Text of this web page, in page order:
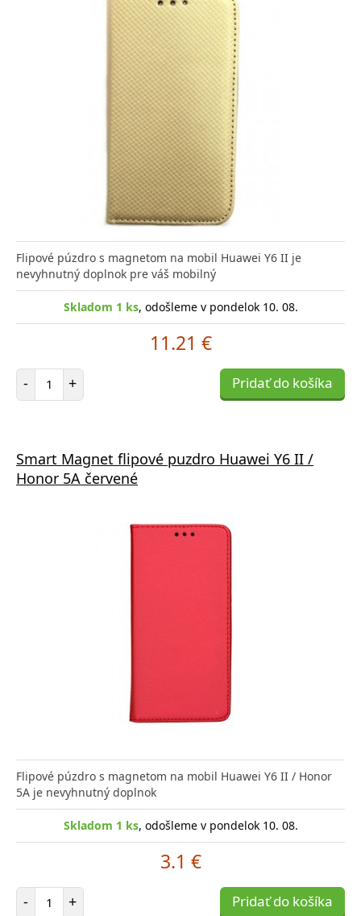
Flipové púzdro s magnetom na mobil Huawei Y6 II je
nevyhnutný doplnok pre váš mobilný
Skladom 1 ks, odošleme v pondelok 10. 08.
11.21 €
- Počet položiek
+ Pridať do košíka
Smart Magnet flipové puzdro Huawei Y6 II /
Honor 5A červené
Flipové púzdro s magnetom na mobil Huawei Y6 II / Honor
5A je nevyhnutný doplnok
Skladom 1 ks, odošleme v pondelok 10. 08.
3.1 €
- Počet položiek
+ Pridať do košíka